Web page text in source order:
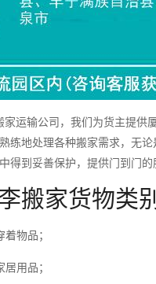
运输公司，我们为货主提供
练地处理各种搬家需求，无
得到妥善保护，提供门到门的
搬家货物类别
物品；
用品；